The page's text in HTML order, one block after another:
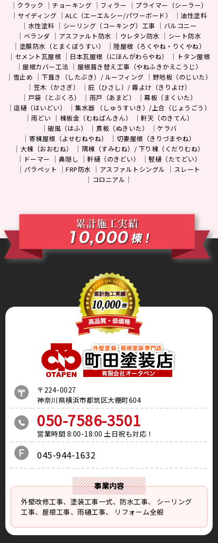
クラック チョーキング フィラー
プライマー（シーラー）
サイディング
ALC（エーエルシー/パワーボード）
油性塗料
水性塗料
シーリング（コーキング）工事
バルコニー
ベランダ
アスファルト防水 ウレタン防水
シート防水
塗膜防水（とまくぼうすい）
陸屋根（ろくやね・りくやね）
セメント瓦屋根
日本瓦屋根（にほんがわらやね）
トタン屋根
屋根カバー工法
屋根葺き替え工事（やねふきかえこうじ）
雪止め
下葺き（したぶき）/ ルーフィング
野地板（のじいた）
笠木（かさぎ）
庇（ひさし）/ 霧よけ（きりよけ）
戸袋（とぶくろ）
雨戸（あまど）
幕板（まくいた）
這樋（はいどい）
集水器 （しゅうすいき）/上合（じょうごう）
雨どい
棟板金（むねばんきん）
軒天（のきてん）
破風（はふ）
貫板（ぬきいた）
ケラバ
寄棟屋根（よせむねやね）
切妻屋根（きりづまやね）
大棟（おおむね）
隅棟（すみむね）/ 下り棟（くだりむね）
ドーマー
鼻隠し 軒樋（のきどい）
竪樋（たてどい）
パラペット
FRP防水 アスファルトシングル
スレート
コロニアル
〒224-0027
神奈川県横浜市都筑区大棚町604
050-7586-3501
営業時間 8:00-18:00 土日祝も対応！
045-944-1632
事業内容
外壁改修工事、塗装工事⼀式、防水工事、
シーリング
工事、屋根工事、雨樋工事、
リフォーム全般